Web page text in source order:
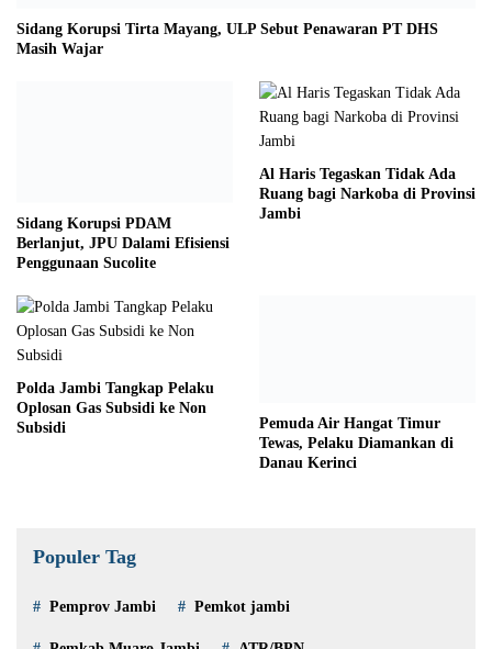
Sidang Korupsi Tirta Mayang, ULP Sebut Penawaran PT DHS
Masih Wajar
Sidang Korupsi PDAM
Berlanjut, JPU Dalami Efisiensi
Penggunaan Sucolite
Al Haris Tegaskan Tidak Ada
Ruang bagi Narkoba di Provinsi
Jambi
Polda Jambi Tangkap Pelaku
Oplosan Gas Subsidi ke Non
Subsidi
Pemuda Air Hangat Timur
Tewas, Pelaku Diamankan di
Danau Kerinci
Populer Tag
Pemprov Jambi Pemkot jambi